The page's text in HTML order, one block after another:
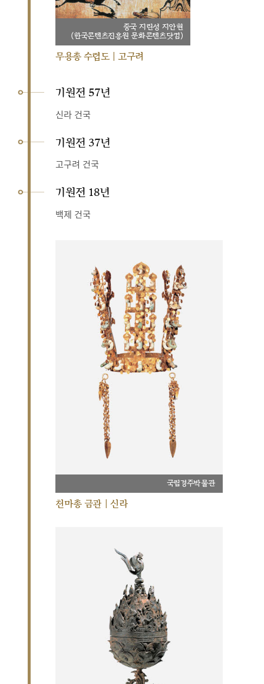
중국 지린성 지안현
(한국콘텐츠진흥원 문화콘텐츠닷컴)
무용총 수렵도 | 고구려
기원전 57년
신라 건국
기원전 37년
고구려 건국
기원전 18년
백제 건국
국립경주박물관
천마총 금관 | 신라